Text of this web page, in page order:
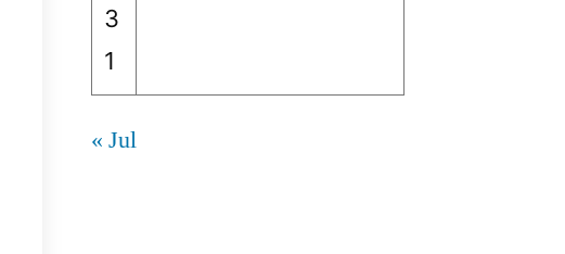
3
1
« Jul